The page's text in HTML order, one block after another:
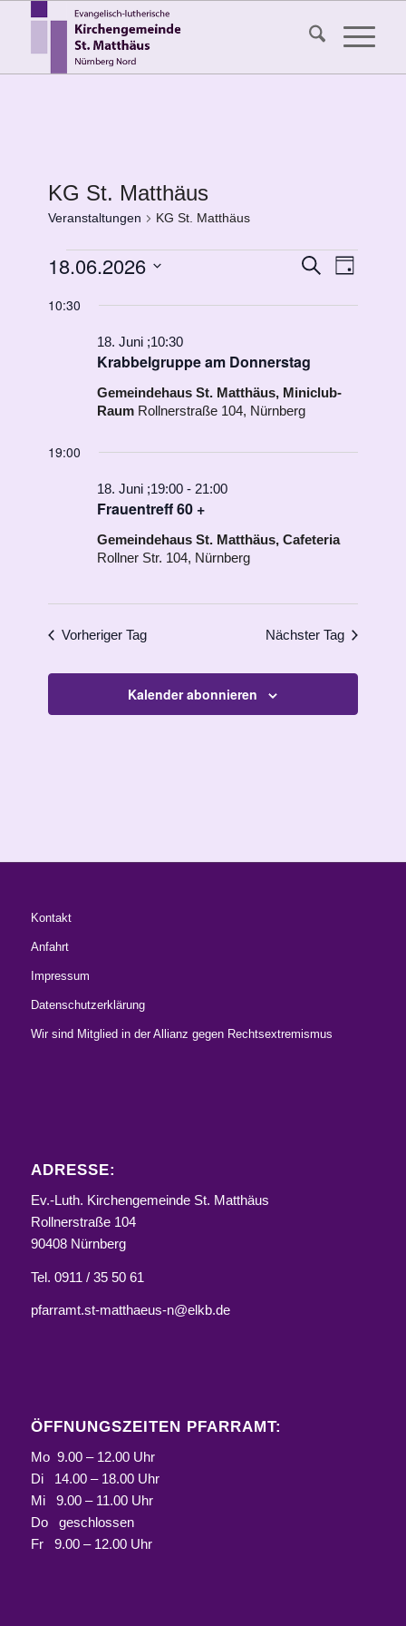
KG St. Matthäus
Veranstaltungen KG St. Matthäus
Veranstaltungen
18.
2026
Suche
Tag
18.06.2026
wählen.
10:30
Krabbelgruppe am Donnerstag
18. Juni ;10:30
Gemeindehaus St. Matthäus, Miniclub-
Raum Rollnerstraße 104, Nürnberg
19:00
Frauentreff 60 +
18. Juni ;19:00 - 21:00
Gemeindehaus St. Matthäus, Cafeteria
Rollner Str. 104, Nürnberg
Vorheriger Tag Nächster Tag
Kalender abonnieren
Kontakt
Anfahrt
Impressum
Datenschutzerklärung
Wir sind Mitglied in der Allianz gegen Rechtsextremismus
ADRESSE:
Ev.-Luth. Kirchengemeinde St. Matthäus
Rollnerstraße 104
90408 Nürnberg
Tel. 0911 / 35 50 61
pfarramt.st-matthaeus-n@elkb.de
ÖFFNUNGSZEITEN PFARRAMT:
Mo 9.00 – 12.00 Uhr
Di 14.00 – 18.00 Uhr
Mi 9.00 – 11.00 Uhr
Do geschlossen
Fr 9.00 – 12.00 Uhr